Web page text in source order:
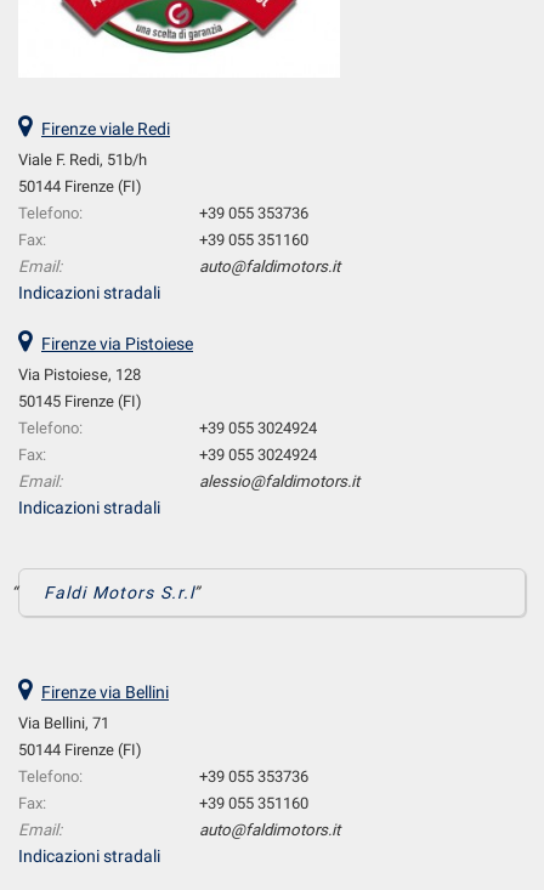
Firenze viale Redi
Viale F. Redi, 51b/h
50144 Firenze (FI)
Telefono:
+39 055 353736
Fax:
+39 055 351160
Email:
auto@faldimotors.it
Indicazioni stradali
Firenze via Pistoiese
Via Pistoiese, 128
50145 Firenze (FI)
Telefono:
+39 055 3024924
Fax:
+39 055 3024924
Email:
alessio@faldimotors.it
Indicazioni stradali
Faldi Motors S.r.l
Firenze via Bellini
Via Bellini, 71
50144 Firenze (FI)
Telefono:
+39 055 353736
Fax:
+39 055 351160
Email:
auto@faldimotors.it
Indicazioni stradali